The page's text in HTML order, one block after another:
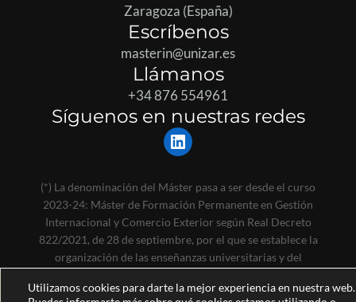
Zaragoza (España)
Escríbenos
masterin@unizar.es
Llámanos
+34 876 554961
Síguenos en nuestras redes
LinkedIn
(*) La denominación del Máster pasa a ser desde el curso
2023-24: Máster de Formación Permanente en Gestión
Internacional y Comercio Exterior según Real Decreto
822/2021, de 28 de septiembre, por el que se establece la
organización de las enseñanzas universitarias y del
Utilizamos cookies para darte la mejor experiencia en nuestra web.